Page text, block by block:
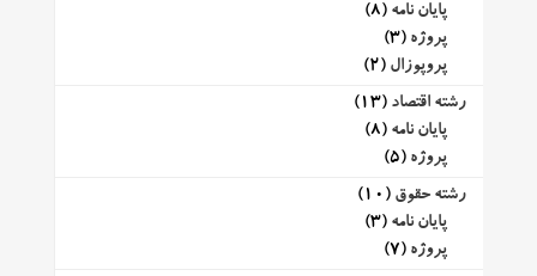
پایان نامه (8)
پروژه (3)
پروپوزال (2)
رشته اقتصاد (13)
پایان نامه (8)
پروژه (5)
رشته حقوق (10)
پایان نامه (3)
پروژه (7)